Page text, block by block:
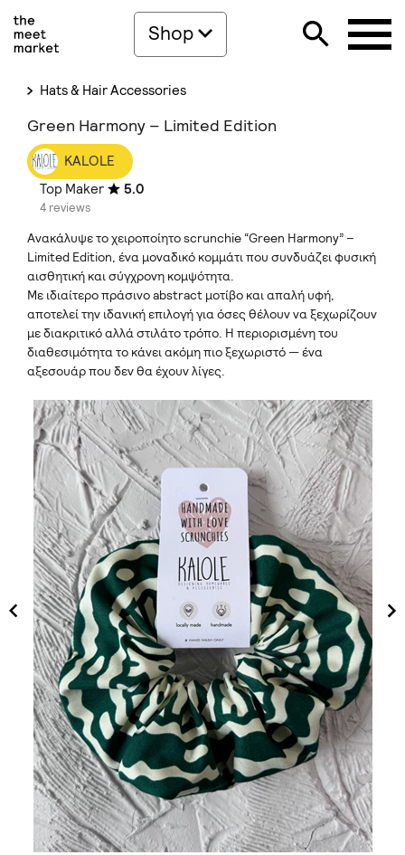
Shop
Hats & Hair Accessories
Green Harmony – Limited Edition
KALOLE
Top Maker
5.0
4 reviews
Ανακάλυψε το χειροποίητο scrunchie “Green Harmony” –
Limited Edition, ένα μοναδικό κομμάτι που συνδυάζει φυσική
αισθητική και σύγχρονη κομψότητα.
Με ιδιαίτερο πράσινο abstract μοτίβο και απαλή υφή,
αποτελεί την ιδανική επιλογή για όσες θέλουν να ξεχωρίζουν
με διακριτικό αλλά στιλάτο τρόπο. Η περιορισμένη του
διαθεσιμότητα το κάνει ακόμη πιο ξεχωριστό — ένα
αξεσουάρ που δεν θα έχουν λίγες.